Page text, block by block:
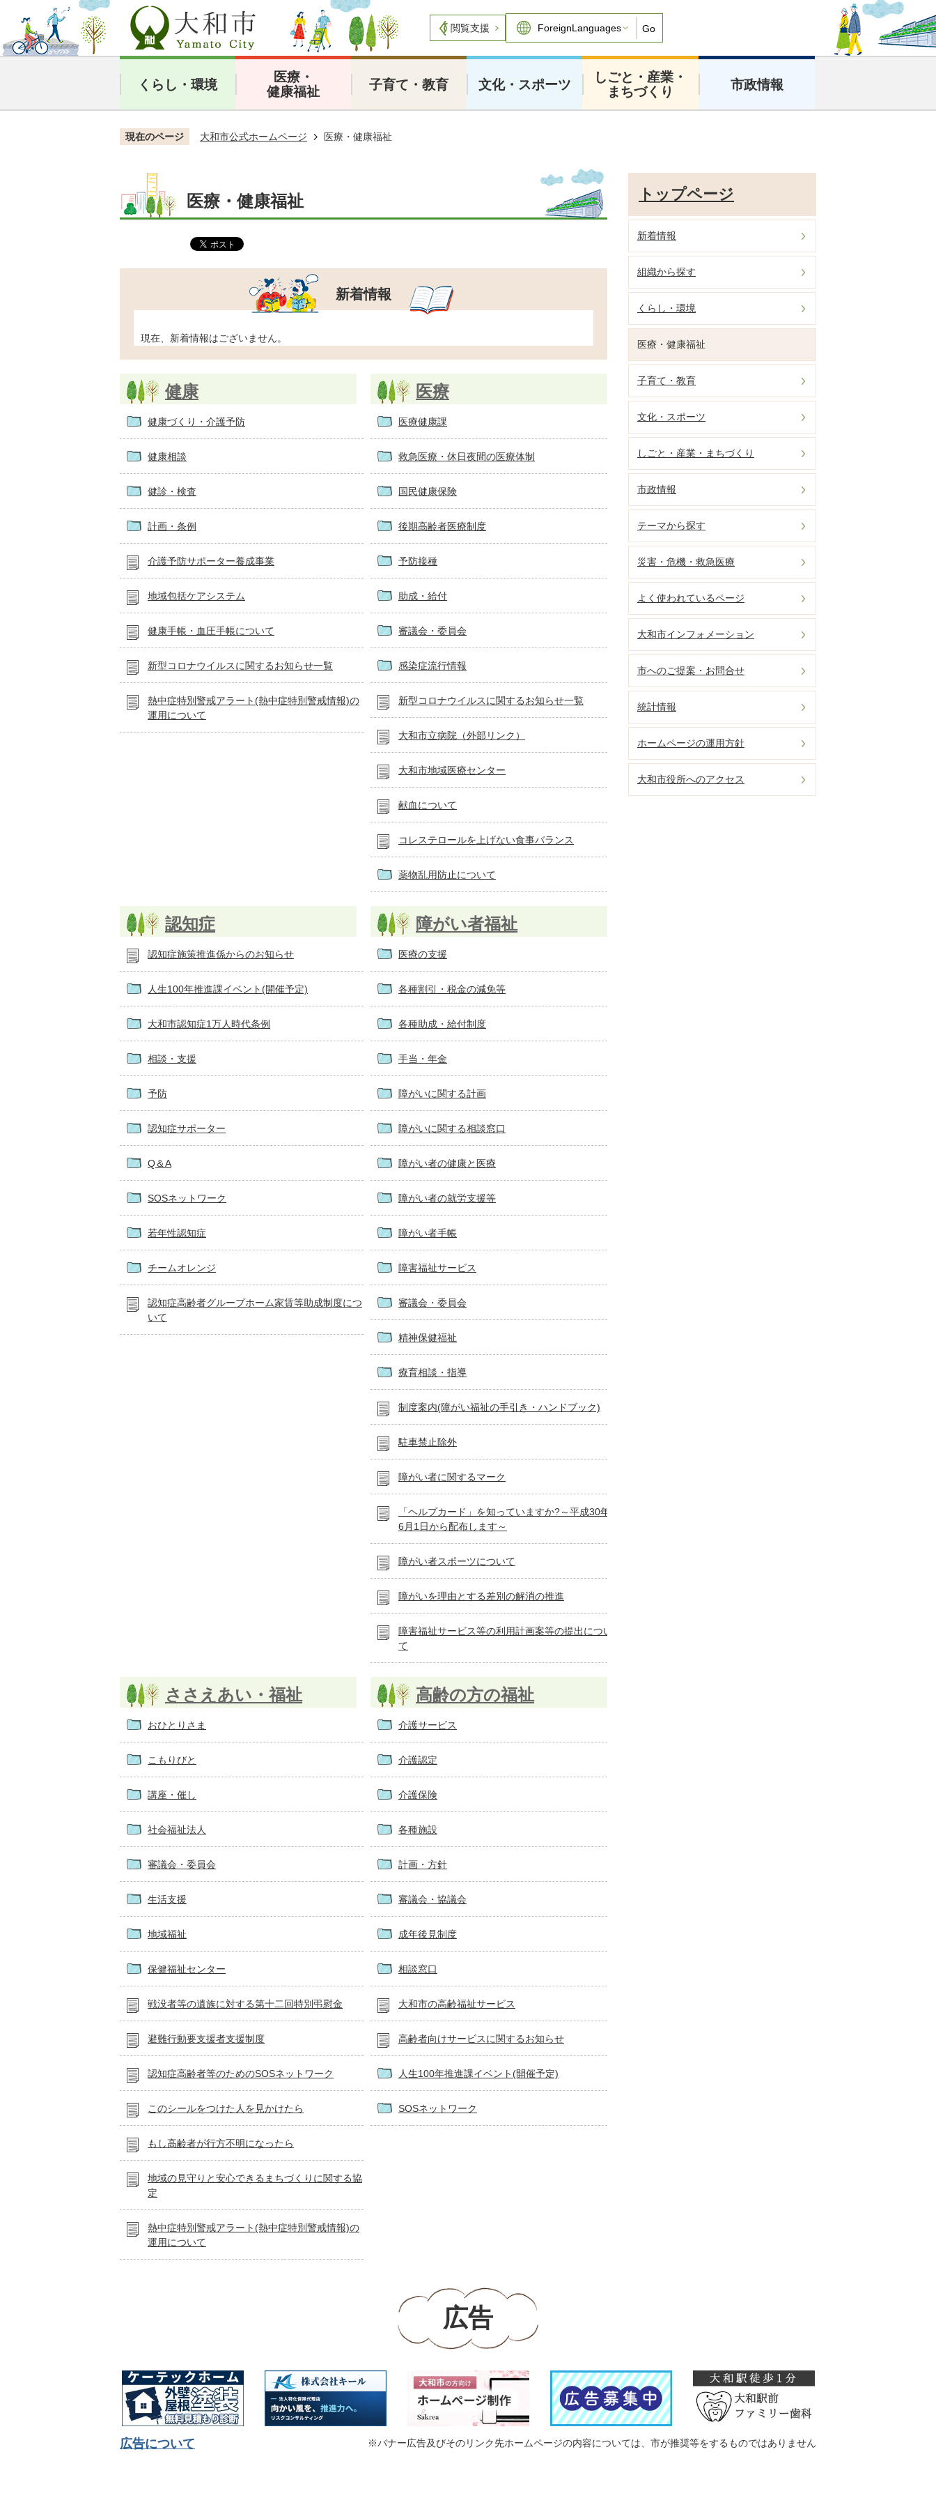
閲覧支援 Go
くらし・環境
医療・
健康福祉
子育て・教育 文化・スポーツ
しごと・産業・
まちづくり
市政情報
現在のページ 大和市公式ホームページ 医療・健康福祉
医療・健康福祉
新着情報
現在、新着情報はございません。
健康
健康づくり・介護予防
健康相談
健診・検査
計画・条例
介護予防サポーター養成事業
地域包括ケアシステム
健康手帳・血圧手帳について
新型コロナウイルスに関するお知らせ一覧
熱中症特別警戒アラート(熱中症特別警戒情報)の
運用について
医療
医療健康課
救急医療・休日夜間の医療体制
国民健康保険
後期高齢者医療制度
予防接種
助成・給付
審議会・委員会
感染症流行情報
新型コロナウイルスに関するお知らせ一覧
大和市立病院（外部リンク）
大和市地域医療センター
献血について
コレステロールを上げない食事バランス
薬物乱用防止について
認知症
認知症施策推進係からのお知らせ
人生100年推進課イベント(開催予定)
大和市認知症1万人時代条例
相談・支援
予防
認知症サポーター
Q＆A
SOSネットワーク
若年性認知症
チームオレンジ
認知症高齢者グループホーム家賃等助成制度につ
いて
障がい者福祉
医療の支援
各種割引・税金の減免等
各種助成・給付制度
手当・年金
障がいに関する計画
障がいに関する相談窓口
障がい者の健康と医療
障がい者の就労支援等
障がい者手帳
障害福祉サービス
審議会・委員会
精神保健福祉
療育相談・指導
制度案内(障がい福祉の手引き・ハンドブック)
駐車禁止除外
障がい者に関するマーク
「ヘルプカード」を知っていますか?～平成30年
6月1日から配布します～
障がい者スポーツについて
障がいを理由とする差別の解消の推進
障害福祉サービス等の利用計画案等の提出につい
て
ささえあい・福祉
おひとりさま
こもりびと
講座・催し
社会福祉法人
審議会・委員会
生活支援
地域福祉
保健福祉センター
戦没者等の遺族に対する第十二回特別弔慰金
避難行動要支援者支援制度
認知症高齢者等のためのSOSネットワーク
このシールをつけた人を見かけたら
もし高齢者が行方不明になったら
地域の見守りと安心できるまちづくりに関する協
定
熱中症特別警戒アラート(熱中症特別警戒情報)の
運用について
高齢の方の福祉
介護サービス
介護認定
介護保険
各種施設
計画・方針
審議会・協議会
成年後見制度
相談窓口
大和市の高齢福祉サービス
高齢者向けサービスに関するお知らせ
人生100年推進課イベント(開催予定)
SOSネットワーク
トップページ
新着情報
組織から探す
くらし・環境
医療・健康福祉
子育て・教育
文化・スポーツ
しごと・産業・まちづくり
市政情報
テーマから探す
災害・危機・救急医療
よく使われているページ
大和市インフォメーション
市へのご提案・お問合せ
統計情報
ホームページの運用方針
大和市役所へのアクセス
広告
広告について ※バナー広告及びそのリンク先ホームページの内容については、市が推奨等をするものではありません